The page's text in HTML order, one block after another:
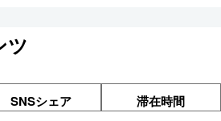
ツ
SNSシェア 滞在時間